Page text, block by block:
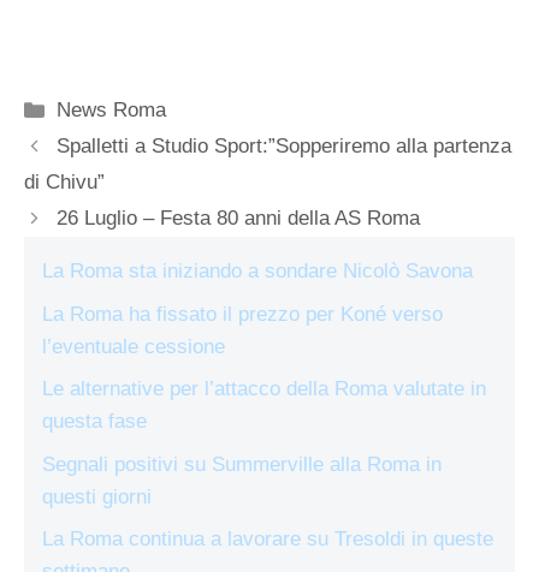
Categorie
News Roma
Spalletti a Studio Sport:”Sopperiremo alla partenza
di Chivu”
26 Luglio – Festa 80 anni della AS Roma
La Roma sta iniziando a sondare Nicolò Savona
La Roma ha fissato il prezzo per Koné verso
l’eventuale cessione
Le alternative per l’attacco della Roma valutate in
questa fase
Segnali positivi su Summerville alla Roma in
questi giorni
La Roma continua a lavorare su Tresoldi in queste